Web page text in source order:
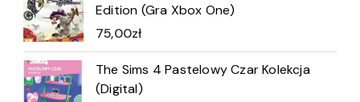
Edition (Gra Xbox One)
75,00zł
The Sims 4 Pastelowy Czar Kolekcja
(Digital)